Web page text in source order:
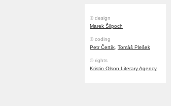
© design
Marek Šilpoch
© coding
Petr Čertík, Tomáš Plešek
© rights
Kristin Olson Literary Agency